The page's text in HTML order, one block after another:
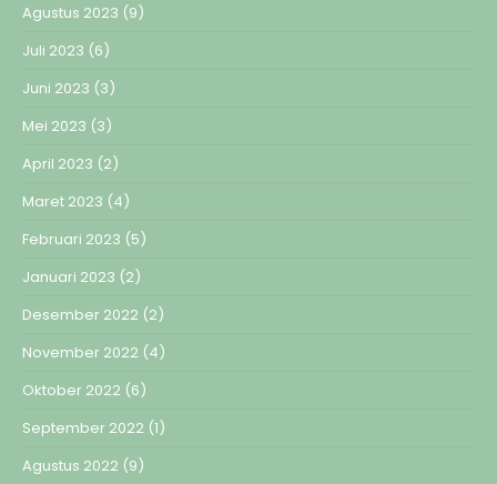
Agustus 2023 (9)
Juli 2023 (6)
Juni 2023 (3)
Mei 2023 (3)
April 2023 (2)
Maret 2023 (4)
Februari 2023 (5)
Januari 2023 (2)
Desember 2022 (2)
November 2022 (4)
Oktober 2022 (6)
September 2022 (1)
Agustus 2022 (9)